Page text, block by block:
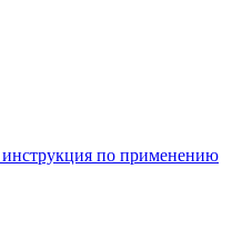
по применению